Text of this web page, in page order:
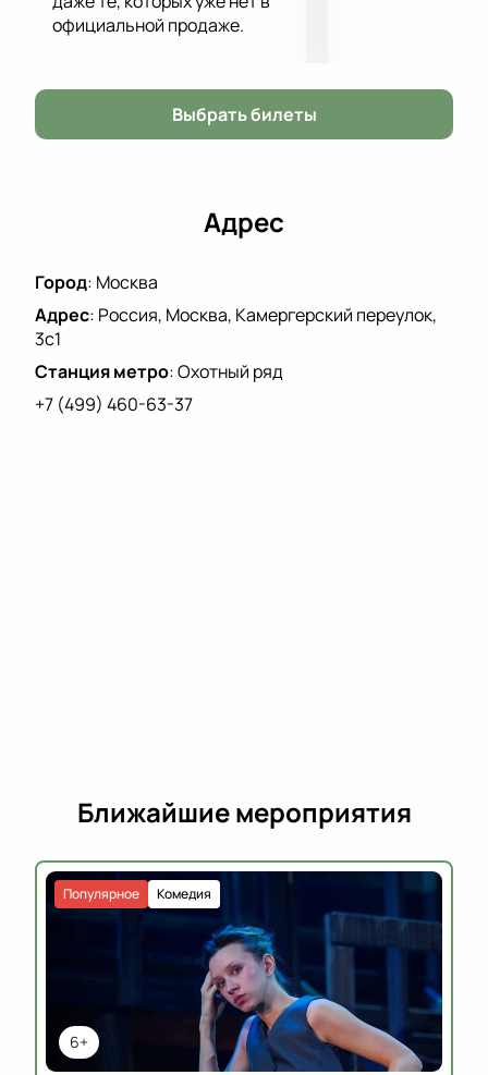
красота может быть найдена даже в самых трудных
ситуациях.
можно удобно и безопасно через наш сайт. Не
упустите возможность насладиться этой
уникальной постановкой и окунуться в мир Чехова.
официальной продаже.
Выбрать билеты
Адрес
Город: Москва
Адрес: Россия, Москва, Камергерский переулок,
3с1
Станция метро:Охотный ряд
+7 (499) 460-63-37
Ближайшие мероприятия
6+
Комедия
Популярное